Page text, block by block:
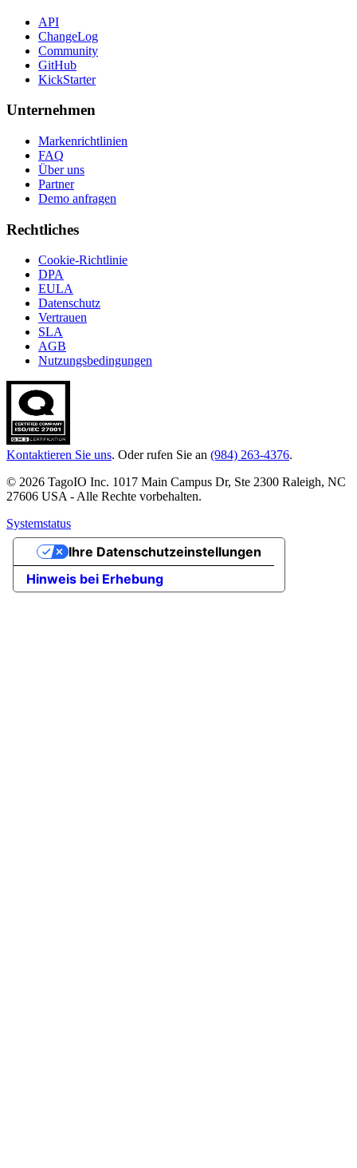
API
ChangeLog
Community
GitHub
KickStarter
Unternehmen
Markenrichtlinien
FAQ
Über uns
Partner
Demo anfragen
Rechtliches
Cookie-Richtlinie
DPA
EULA
Datenschutz
Vertrauen
SLA
AGB
Nutzungsbedingungen
Kontaktieren Sie uns. Oder rufen Sie an (984) 263-4376.
© 2026 TagoIO Inc. 1017 Main Campus Dr, Ste 2300 Raleigh, NC
27606 USA - Alle Rechte vorbehalten.
Systemstatus
Hinweis bei Erhebung
Ihre Datenschutzeinstellungen